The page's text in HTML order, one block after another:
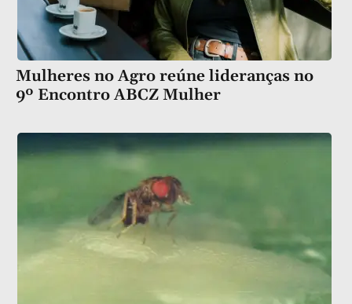
Mulheres no Agro reúne lideranças no
9º Encontro ABCZ Mulher